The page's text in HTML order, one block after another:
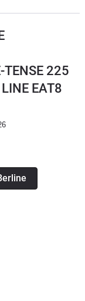
TENSE 225
EAT8